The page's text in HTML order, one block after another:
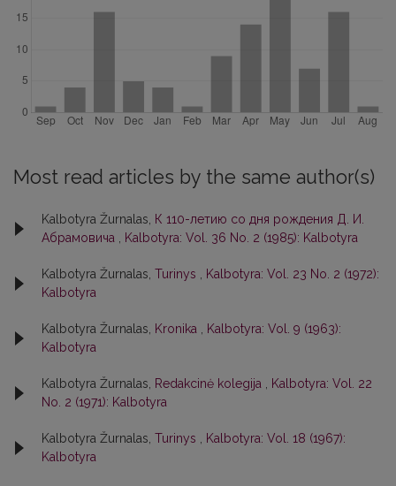
Most read articles by the same author(s)
Kalbotyra Žurnalas,
К 110-летию со дня рождения Д. И.
Абрамовича
Kalbotyra: Vol. 36 No. 2 (1985): Kalbotyra
Kalbotyra Žurnalas, Turinys
Kalbotyra: Vol. 23 No. 2 (1972):
Kalbotyra
Kalbotyra Žurnalas, Kronika
Kalbotyra: Vol. 9 (1963):
Kalbotyra
Kalbotyra Žurnalas, Redakcinė kolegija
Kalbotyra: Vol. 22
No. 2 (1971): Kalbotyra
Kalbotyra Žurnalas, Turinys
Kalbotyra: Vol. 18 (1967):
Kalbotyra